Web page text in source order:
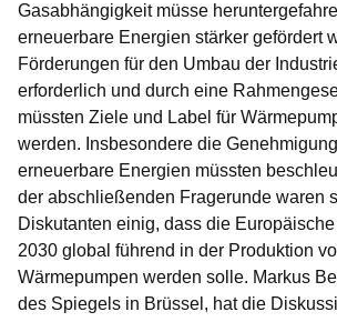
Gasabhängigkeit müsse
erneuerbare Energien stärker gefördert
Förderungen für den Umbau der
erforderlich und durch eine
müssten Ziele und Label für
werden. Insbesondere die
erneuerbare Energien müssten
der abschließenden Fragerunde waren
Diskutanten einig, dass die
2030 global führend in der Produktion
Wärmepumpen werden solle. Markus
des Spiegels in Brüssel, hat die